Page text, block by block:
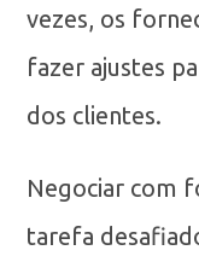
vezes, os
fazer ajustes
dos clientes.
Negociar com
tarefa